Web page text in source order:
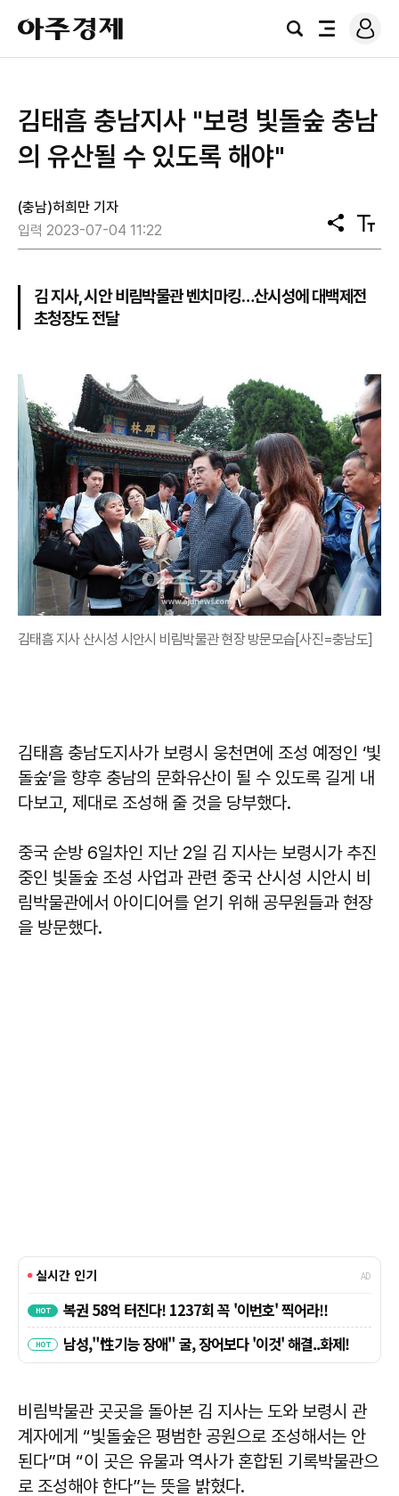
아
주
경
검
전
로
그
김태흠 충남지사 "보령 빛돌숲 충남
의 유산될 수 있도록 해야"
(충남)허희만 기자
입력 2023-07-04 11:22
공
유
텍
스
기
김 지사, 시안 비림박물관 벤치마킹…산시성에 대백제전
초청장도 전달
김태흠 지사 산시성 시안시 비림박물관 현장 방문모습[사진=충남도]
김태흠 충남도지사가 보령시 웅천면에 조성 예정인 ‘빛
돌숲’을 향후 충남의 문화유산이 될 수 있도록 길게 내
다보고, 제대로 조성해 줄 것을 당부했다.
중국 순방 6일차인 지난 2일 김 지사는 보령시가 추진
중인 빛돌숲 조성 사업과 관련 중국 산시성 시안시 비
림박물관에서 아이디어를 얻기 위해 공무원들과 현장
을 방문했다.
비림박물관 곳곳을 돌아본 김 지사는 도와 보령시 관
계자에게 “빛돌숲은 평범한 공원으로 조성해서는 안
된다”며 “이 곳은 유물과 역사가 혼합된 기록박물관으
로 조성해야 한다”는 뜻을 밝혔다.